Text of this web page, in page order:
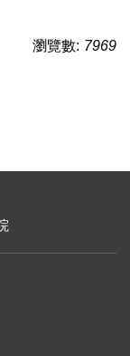
瀏覽數: 7969